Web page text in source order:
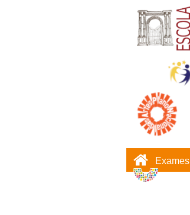
Exames